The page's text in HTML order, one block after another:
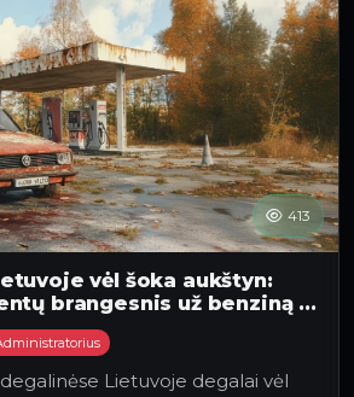
413
vėl šoka aukštyn:
brangesnis už benziną –
Lietuvoje degalai vėl